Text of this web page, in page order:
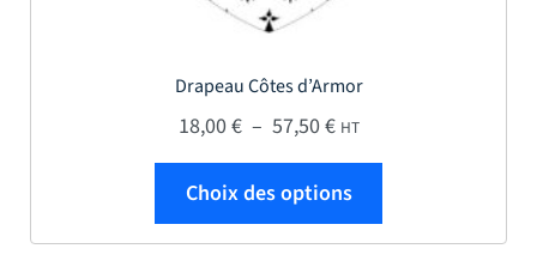
Drapeau Côtes d’Armor
18,00€ – 57,50€Plage de prix : 18,00 €
HT
Choix des options